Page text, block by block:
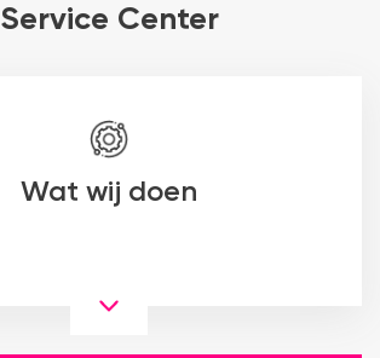
Service Center
Wat wij doen